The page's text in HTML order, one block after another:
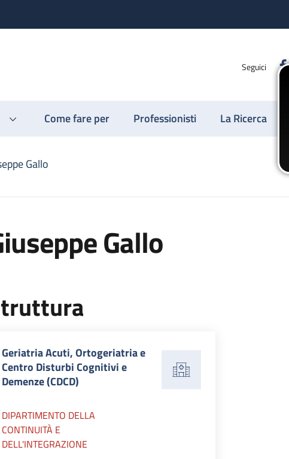
Seguici
Come fare per Professionisti La Ricerca
Gallo
Gallo
Geriatria Acuti, Ortogeriatria e
Centro Disturbi Cognitivi e
Demenze (CDCD)
DIPARTIMENTO DELLA
CONTINUITÀ E
DELL'INTEGRAZIONE